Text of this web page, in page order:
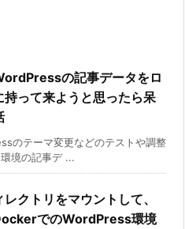
の記事データをロ
持って来ようと思ったら呆
のテーマ変更などのテストや調整
境の記事デ ...
クトリをマウントして、
でのWordPress環境